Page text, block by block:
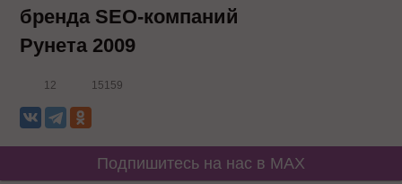
бренда SEO-компаний
Рунета 2009
12 15159
Подпишитесь на нас в MAX